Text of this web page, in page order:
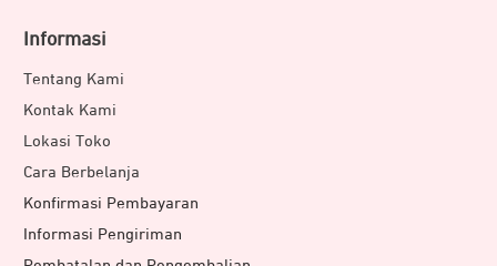
Informasi
Tentang Kami
Kontak Kami
Lokasi Toko
Cara Berbelanja
Konfirmasi Pembayaran
Informasi Pengiriman